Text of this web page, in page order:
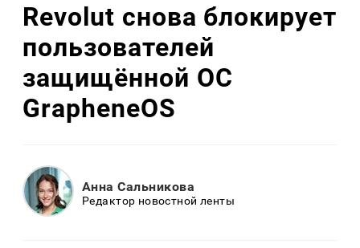
Revolut снова блокирует
пользователей
защищённой ОС
GrapheneOS
Анна Сальникова
Редактор новостной ленты